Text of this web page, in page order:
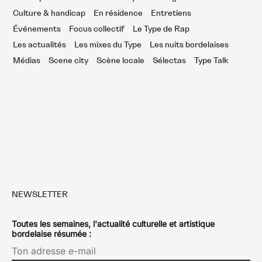
Culture & handicap
En résidence
Entretiens
Événements
Focus collectif
Le Type de Rap
Les actualités
Les mixes du Type
Les nuits bordelaises
Médias
Scene city Scène locale Sélectas Type Talk
NEWSLETTER
Toutes les semaines, l'actualité culturelle et artistique
bordelaise résumée :